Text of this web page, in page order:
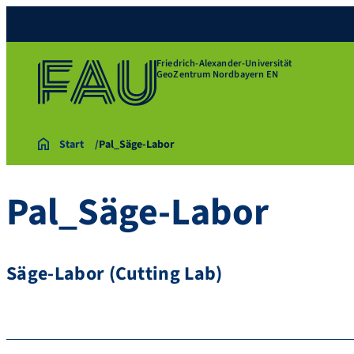
Friedrich-Alexander-Universität
GeoZentrum Nordbayern EN
Start Pal_Säge-Labor
Pal_Säge-Labor
Säge-Labor (Cutting Lab)